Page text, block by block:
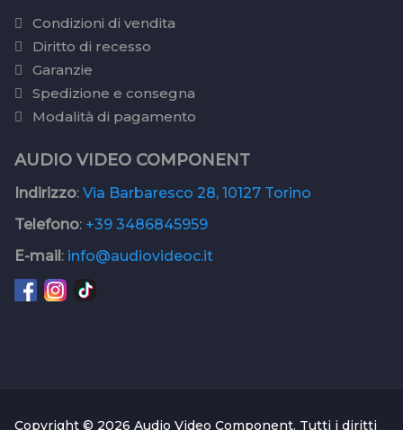
Condizioni di vendita
Diritto di recesso
Garanzie
Spedizione e consegna
Modalità di pagamento
AUDIO VIDEO COMPONENT
Indirizzo: Via Barbaresco 28, 10127 Torino
Telefono: +39 3486845959
E-mail: info@audiovideoc.it
Copyright © 2026 Audio Video Component. Tutti i diritti